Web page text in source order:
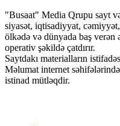
"Busaat" Media Qrupu sayt
siyasət, iqtisadiyyat,
ölkədə və dünyada baş verən
operativ şəkildə çatdırır.
Saytdakı materialların
Məlumat internet
istinad mütləqdir.